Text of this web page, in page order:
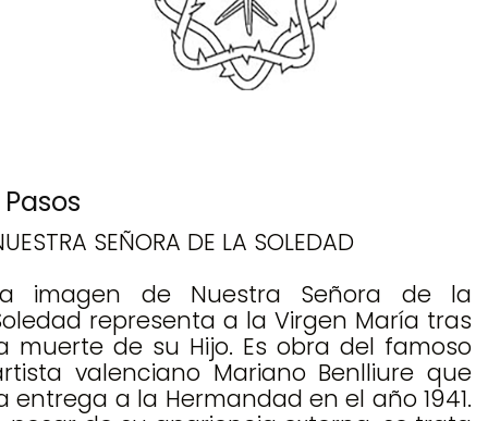
Pasos
SEÑORA DE LA SOLEDAD
imagen de Nuestra Señora de la
representa a la Virgen María tras
muerte de su Hijo. Es obra del famoso
valenciano Mariano Benlliure que
entrega a la Hermandad en el año 1941.